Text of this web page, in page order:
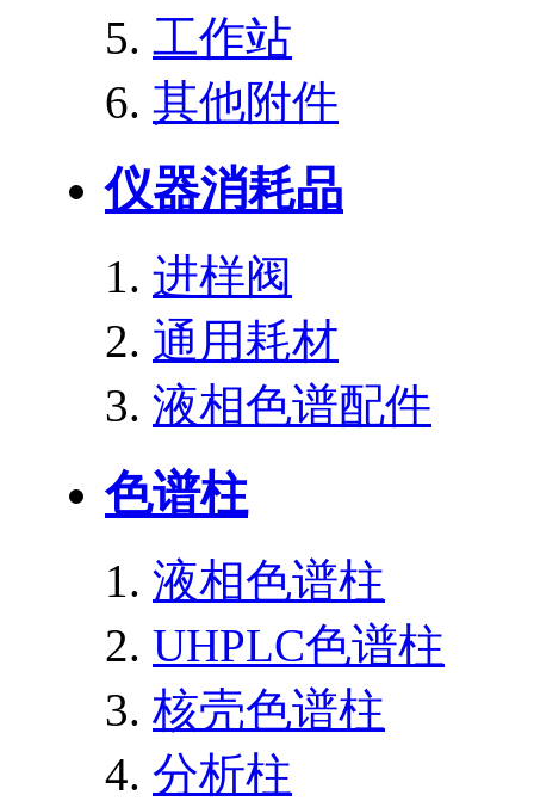
工作站
其他附件
仪器消耗品
进样阀
通用耗材
液相色谱配件
色谱柱
液相色谱柱
UHPLC色谱柱
核壳色谱柱
分析柱